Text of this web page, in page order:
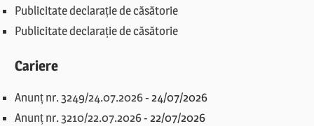
Publicitate declarație de căsătorie
Publicitate declarație de căsătorie
Cariere
Anunț nr. 3249/24.07.2026-24/07/2026
Anunț nr. 3210/22.07.2026-22/07/2026